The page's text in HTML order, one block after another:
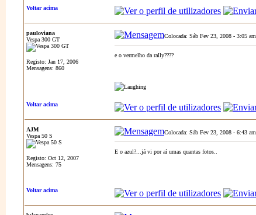
Voltar acima
pauloviana
Vespa 300 GT
Registo: Jan 17, 2006
Mensagens: 860
Colocada: Sáb Fev 23, 2008 - 3:05 am
e o vermelho da rally????
Voltar acima
AJM
Vespa 50 S
Registo: Oct 12, 2007
Mensagens: 75
Colocada: Sáb Fev 23, 2008 - 6:43 am
E o azul?...já vi por aí umas quantas fotos..
Voltar acima